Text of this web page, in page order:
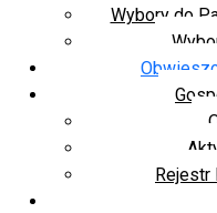
Wybory do
Rejestr